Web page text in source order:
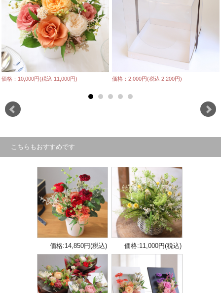
価格：10,000円(税込 11,000円) 価格：2,000円(税込 2,200円)
こちらもおすすめです
価格:14,850円(税込) 価格:11,000円(税込)